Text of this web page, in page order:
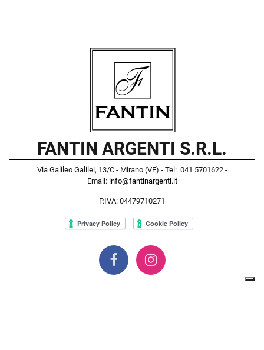
FANTIN ARGENTI S.R.L.
Via Galileo Galilei, 13/C - Mirano (VE) - Tel: 041 5701622 -
Email: info@fantinargenti.it
P.IVA: 04479710271